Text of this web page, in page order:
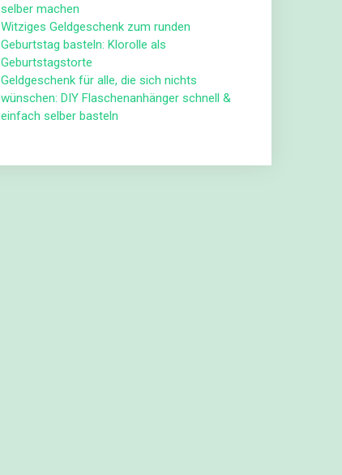
selber machen
Witziges Geldgeschenk zum runden
Geburtstag basteln: Klorolle als
Geburtstagstorte
Geldgeschenk für alle, die sich nichts
wünschen: DIY Flaschenanhänger schnell &
einfach selber basteln